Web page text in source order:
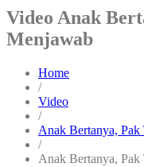
Video Anak
Menjawab
Home
/
Video
/
Anak Bertanya,
/
Anak Bertanya,